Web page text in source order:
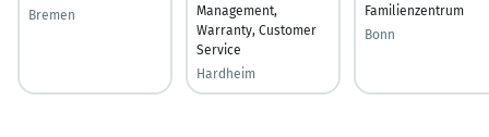
Bremen
Management,
Warranty, Customer
Service
Hardheim
Familienzentrum
Bonn